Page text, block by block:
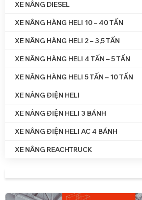
XE NÂNG DIESEL
XE NÂNG HÀNG HELI 10 – 40 TẤN
XE NÂNG HÀNG HELI 2 – 3,5 TẤN
XE NÂNG HÀNG HELI 4 TẤN – 5 TẤN
XE NÂNG HÀNG HELI 10 – 40 TẤN
XE NÂNG HÀNG HELI 2 – 3,5 TẤN
XE NÂNG HÀNG HELI 4 TẤN – 5 TẤN
XE NÂNG HÀNG HELI 5 TẤN – 10 TẤN
XE NÂNG ĐIỆN HELI
XE NÂNG ĐIỆN HELI 3 BÁNH
XE NÂNG ĐIỆN HELI AC 4 BÁNH
XE NÂNG ĐIỆN HELI 3 BÁNH
XE NÂNG ĐIỆN HELI AC 4 BÁNH
XE NÂNG REACHTRUCK